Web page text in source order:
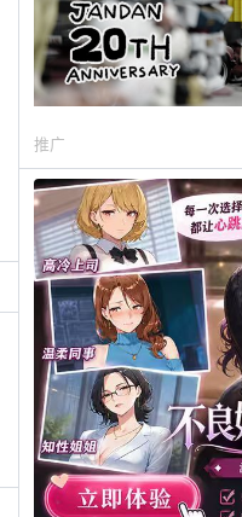
推广